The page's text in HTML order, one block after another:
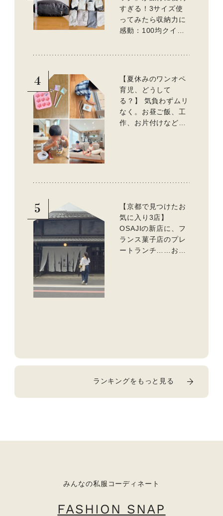
すぎる！3サイズ使
ってみたら収納力に
感動：100均クイー
4
【夏休みのワンオペ
育児、どうして
る？】 気負わずムリ
なく。お昼ご飯、工
作、お片付けなど、
5
【京都で見つけたお
気に入り3店】
OSAJIの新店に、フ
ランス菓子店のプレ
ートランチ……おい
ランキングをもっと見る
みんなの私服コーディネート
FASHION SNAP